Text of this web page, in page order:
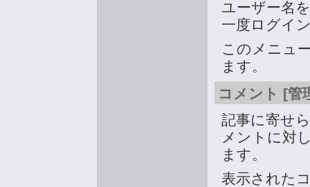
ユーザー名
一度ログイ
このメニュ
ます。
コメント [管
記事に寄せ
メントに対
ます。
表示された